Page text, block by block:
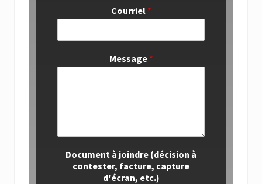
Courriel *
Message *
Document à joindre (décision à
contester, facture, capture
d'écran, etc.)